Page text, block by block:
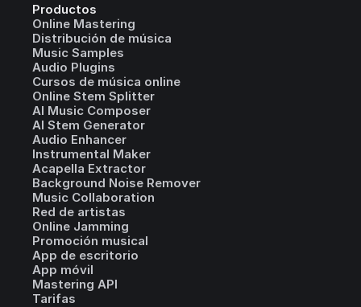
Productos
Online Mastering
Distribución de música
Music Samples
Audio Plugins
Cursos de música online
Online Stem Splitter
AI Music Composer
AI Stem Generator
Audio Enhancer
Instrumental Maker
Acapella Extractor
Background Noise Remover
Music Collaboration
Red de artistas
Online Jamming
Promoción musical
App de escritorio
App móvil
Mastering API
Tarifas